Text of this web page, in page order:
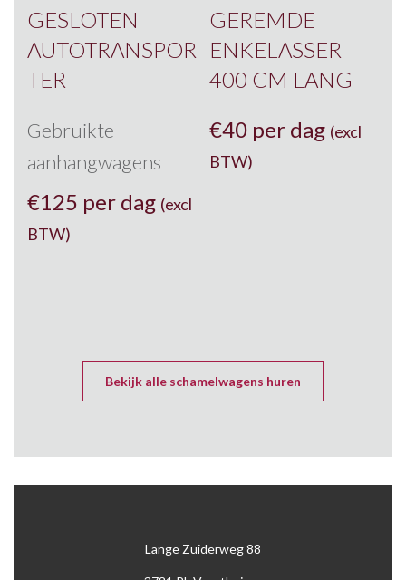
GESLOTEN
AUTOTRANSPOR
TER
Gebruikte
aanhangwagens
€125 per dag (excl
BTW)
GEREMDE
ENKELASSER
400 CM LANG
€40 per dag (excl
BTW)
Bekijk alle schamelwagens huren
Lange Zuiderweg 88